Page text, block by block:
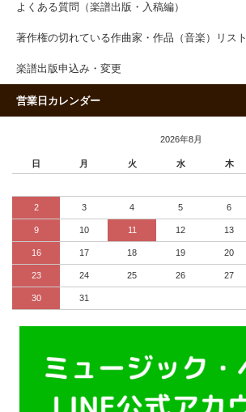
よくある質問（楽譜出版・入稿編）
著作権の切れている作曲家・作品（音楽）リスト
楽譜出版申込み・変更
営業日カレンダー
2026年8月
日 月 火 水 木
2 3 4 5 6
9 10 11 12 13
16 17 18 19 20
23 24 25 26 27
30 31